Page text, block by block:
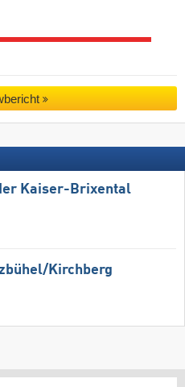
Kaiser-Brixental
​Kirchberg